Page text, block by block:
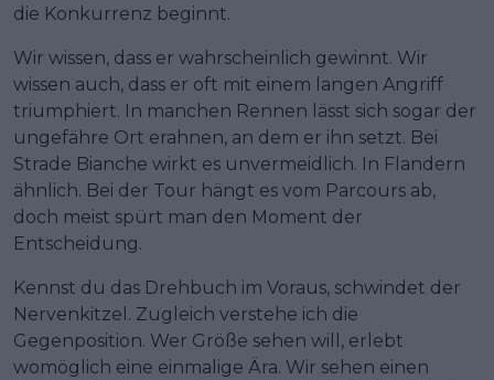
die Konkurrenz beginnt.
Wir wissen, dass er wahrscheinlich gewinnt. Wir
wissen auch, dass er oft mit einem langen Angriff
triumphiert. In manchen Rennen lässt sich sogar der
ungefähre Ort erahnen, an dem er ihn setzt. Bei
Strade Bianche wirkt es unvermeidlich. In Flandern
ähnlich. Bei der Tour hängt es vom Parcours ab,
doch meist spürt man den Moment der
Entscheidung.
Kennst du das Drehbuch im Voraus, schwindet der
Nervenkitzel. Zugleich verstehe ich die
Gegenposition. Wer Größe sehen will, erlebt
womöglich eine einmalige Ära. Wir sehen einen